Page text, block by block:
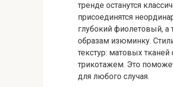
тренде останутся
присоединятся
глубокий фиолетовый, а
образам изюминку.
текстур: матовых
трикотажем. Это
для любого случая.